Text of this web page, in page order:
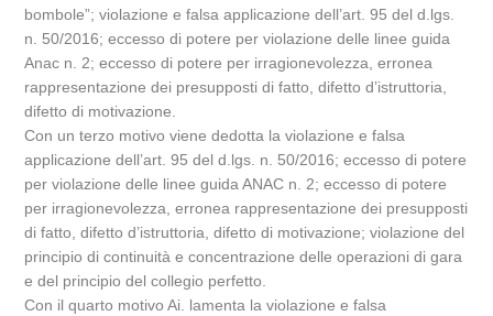
bombole”; violazione e falsa applicazione dell’art. 95 del d.lgs.
n. 50/2016; eccesso di potere per violazione delle linee guida
Anac n. 2; eccesso di potere per irragionevolezza, erronea
rappresentazione dei presupposti di fatto, difetto d’istruttoria,
difetto di motivazione.
Con un terzo motivo viene dedotta la violazione e falsa
applicazione dell’art. 95 del d.lgs. n. 50/2016; eccesso di potere
per violazione delle linee guida ANAC n. 2; eccesso di potere
per irragionevolezza, erronea rappresentazione dei presupposti
di fatto, difetto d’istruttoria, difetto di motivazione; violazione del
principio di continuità e concentrazione delle operazioni di gara
e del principio del collegio perfetto.
Con il quarto motivo Ai. lamenta la violazione e falsa